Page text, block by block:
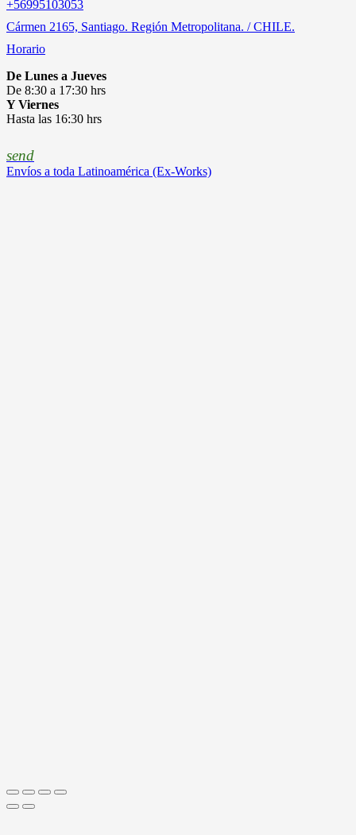
‎+56995103053
Cármen 2165, Santiago. Región Metropolitana. / CHILE.
Horario
De Lunes a Jueves
De 8:30 a 17:30 hrs
Y Viernes
Hasta las 16:30 hrs
send
Envíos a toda Latinoamérica (Ex-Works)